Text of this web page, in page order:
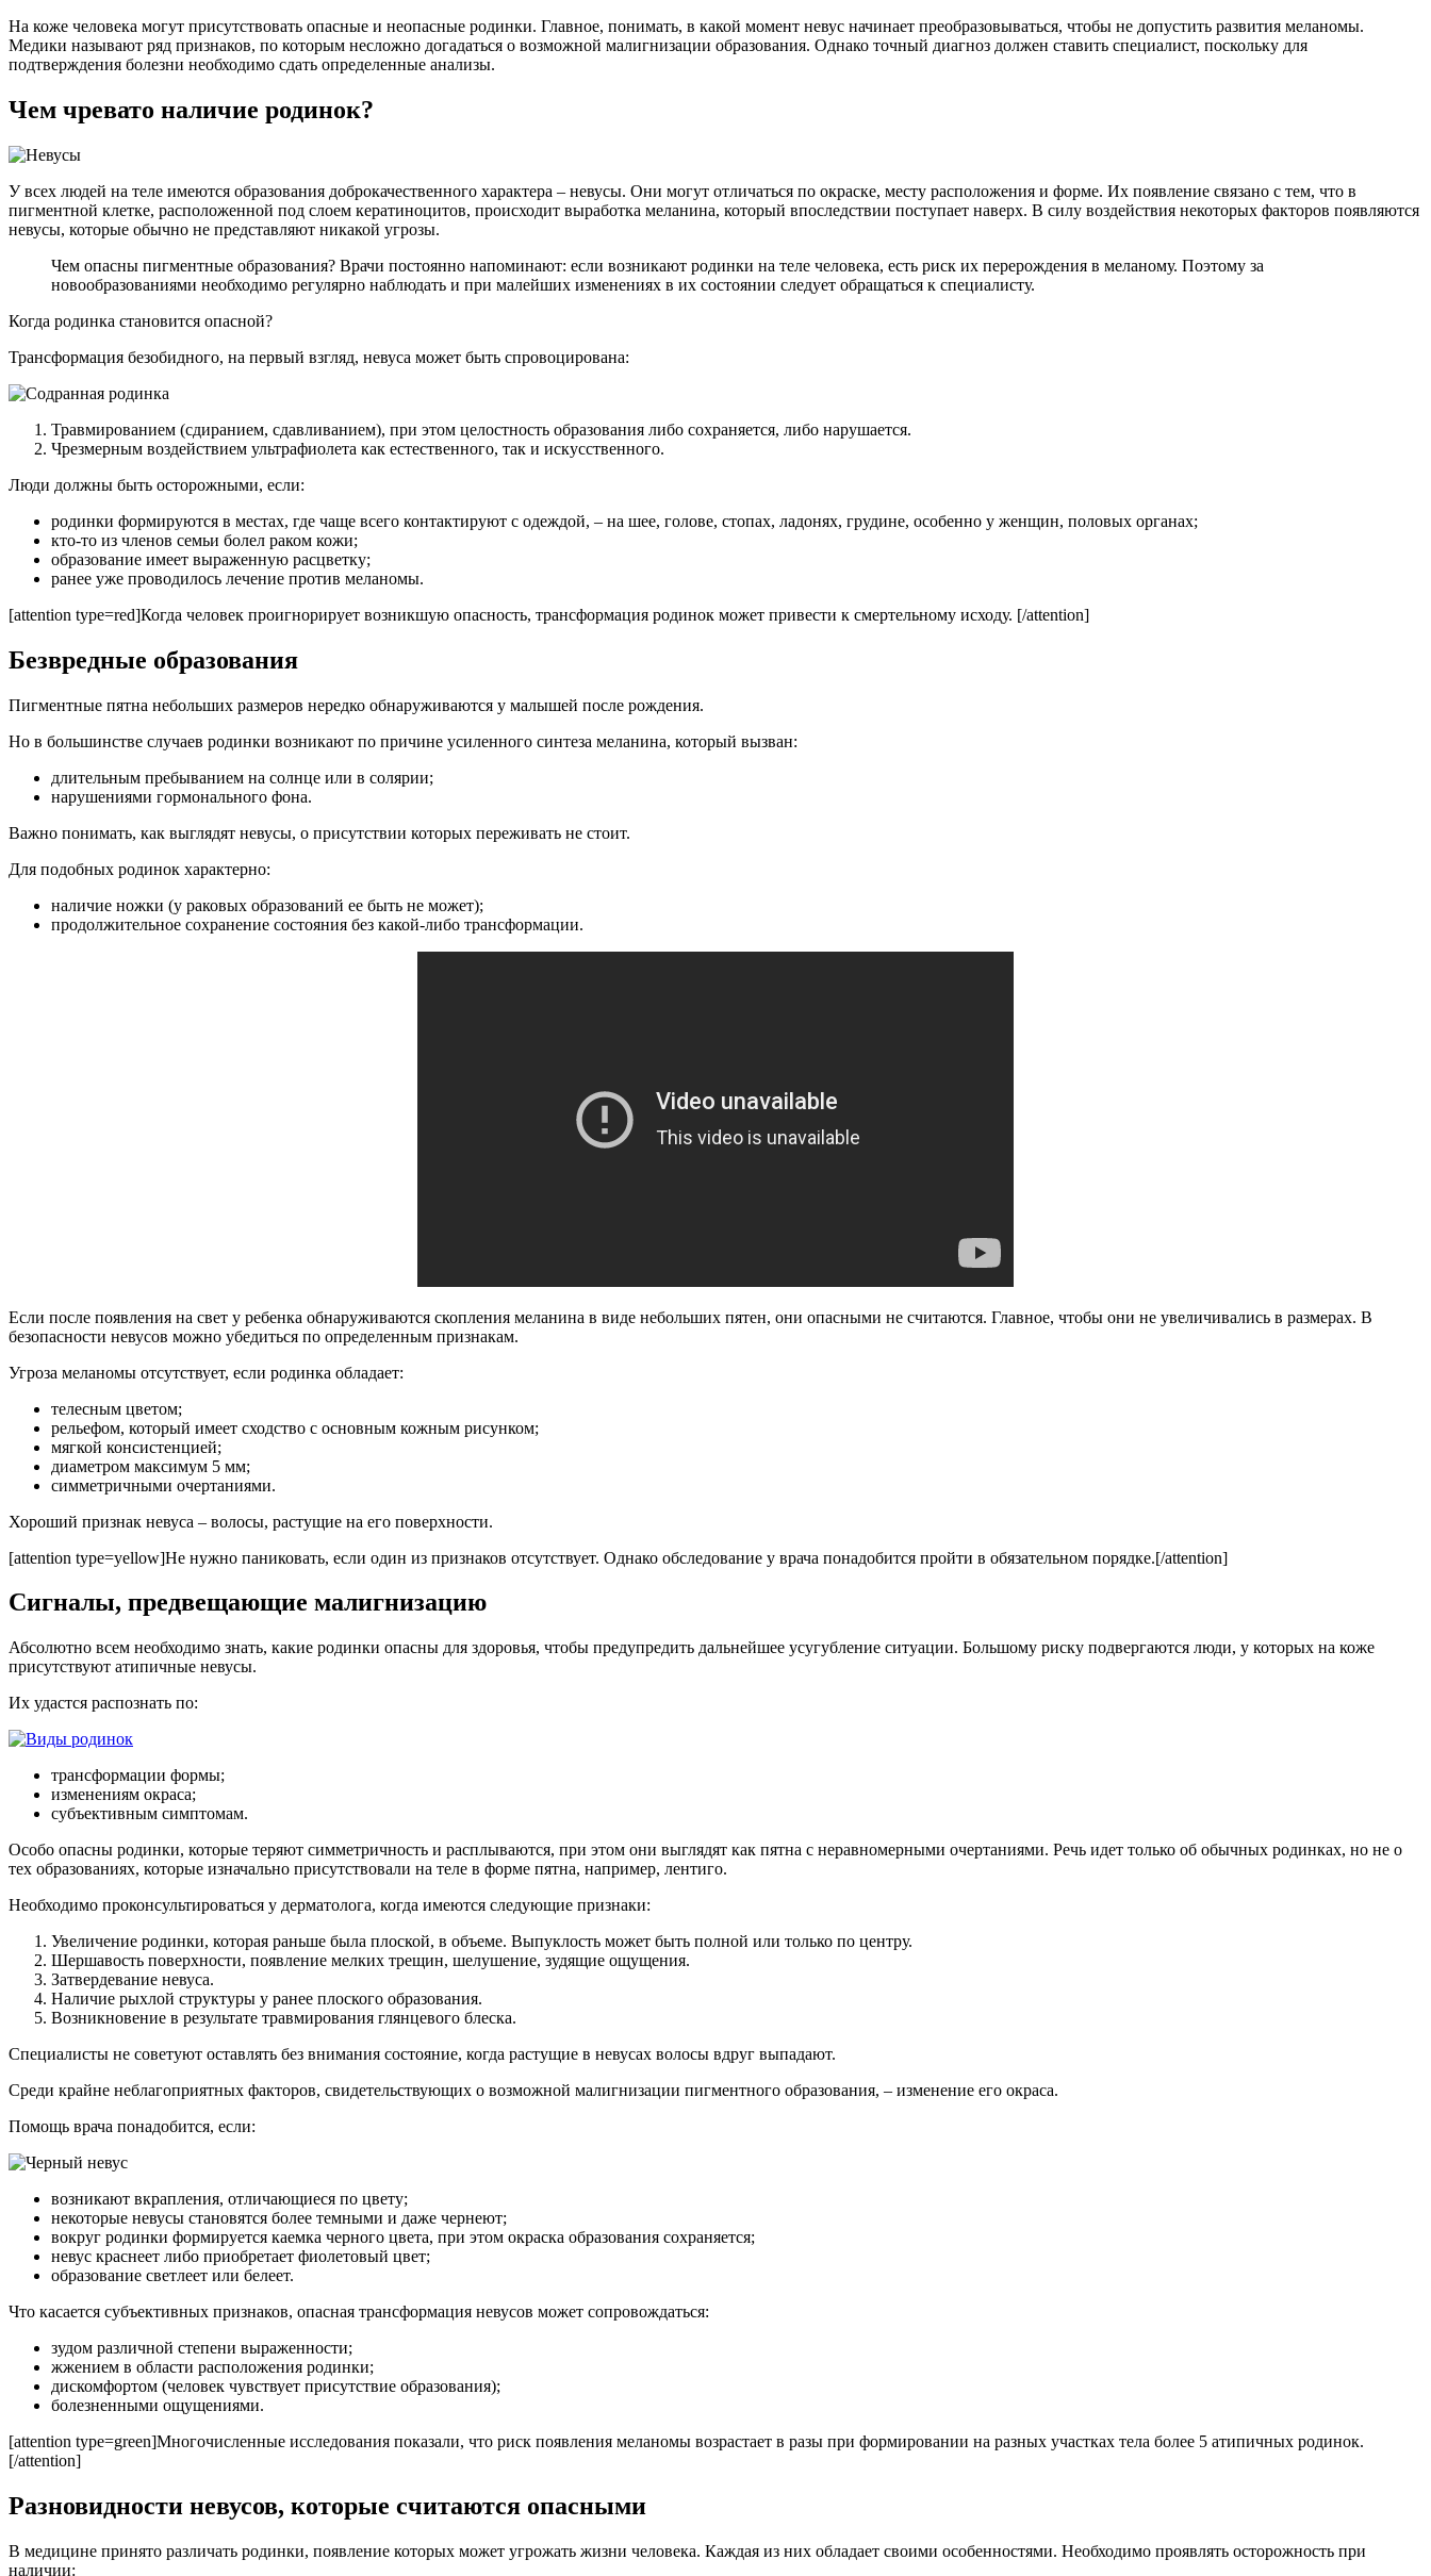
На коже человека могут присутствовать опасные и неопасные родинки. Главное, понимать, в какой момент невус начинает преобразовываться, чтобы не допустить развития меланомы.
Медики называют ряд признаков, по которым несложно догадаться о возможной малигнизации образования. Однако точный диагноз должен ставить специалист, поскольку для
подтверждения болезни необходимо сдать определенные анализы.
Чем чревато наличие родинок?
У всех людей на теле имеются образования доброкачественного характера – невусы. Они могут отличаться по окраске, месту расположения и форме. Их появление связано с тем, что в
пигментной клетке, расположенной под слоем кератиноцитов, происходит выработка меланина, который впоследствии поступает наверх. В силу воздействия некоторых факторов появляются
невусы, которые обычно не представляют никакой угрозы.
Чем опасны пигментные образования? Врачи постоянно напоминают: если возникают родинки на теле человека, есть риск их перерождения в меланому. Поэтому за
новообразованиями необходимо регулярно наблюдать и при малейших изменениях в их состоянии следует обращаться к специалисту.
Когда родинка становится опасной?
Трансформация безобидного, на первый взгляд, невуса может быть спровоцирована:
Травмированием (сдиранием, сдавливанием), при этом целостность образования либо сохраняется, либо нарушается.
Чрезмерным воздействием ультрафиолета как естественного, так и искусственного.
Люди должны быть осторожными, если:
родинки формируются в местах, где чаще всего контактируют с одеждой, – на шее, голове, стопах, ладонях, грудине, особенно у женщин, половых органах;
кто-то из членов семьи болел раком кожи;
образование имеет выраженную расцветку;
ранее уже проводилось лечение против меланомы.
[attention type=red]Когда человек проигнорирует возникшую опасность, трансформация родинок может привести к смертельному исходу. [/attention]
Безвредные образования
Пигментные пятна небольших размеров нередко обнаруживаются у малышей после рождения.
Но в большинстве случаев родинки возникают по причине усиленного синтеза меланина, который вызван:
длительным пребыванием на солнце или в солярии;
нарушениями гормонального фона.
Важно понимать, как выглядят невусы, о присутствии которых переживать не стоит.
Для подобных родинок характерно:
наличие ножки (у раковых образований ее быть не может);
продолжительное сохранение состояния без какой-либо трансформации.
Если после появления на свет у ребенка обнаруживаются скопления меланина в виде небольших пятен, они опасными не считаются. Главное, чтобы они не увеличивались в размерах. В
безопасности невусов можно убедиться по определенным признакам.
Угроза меланомы отсутствует, если родинка обладает:
телесным цветом;
рельефом, который имеет сходство с основным кожным рисунком;
мягкой консистенцией;
диаметром максимум 5 мм;
симметричными очертаниями.
Хороший признак невуса – волосы, растущие на его поверхности.
[attention type=yellow]Не нужно паниковать, если один из признаков отсутствует. Однако обследование у врача понадобится пройти в обязательном порядке.[/attention]
Сигналы, предвещающие малигнизацию
Абсолютно всем необходимо знать, какие родинки опасны для здоровья, чтобы предупредить дальнейшее усугубление ситуации. Большому риску подвергаются люди, у которых на коже
присутствуют атипичные невусы.
Их удастся распознать по:
трансформации формы;
изменениям окраса;
субъективным симптомам.
Особо опасны родинки, которые теряют симметричность и расплываются, при этом они выглядят как пятна с неравномерными очертаниями. Речь идет только об обычных родинках, но не о
тех образованиях, которые изначально присутствовали на теле в форме пятна, например, лентиго.
Необходимо проконсультироваться у дерматолога, когда имеются следующие признаки:
Увеличение родинки, которая раньше была плоской, в объеме. Выпуклость может быть полной или только по центру.
Шершавость поверхности, появление мелких трещин, шелушение, зудящие ощущения.
Затвердевание невуса.
Наличие рыхлой структуры у ранее плоского образования.
Возникновение в результате травмирования глянцевого блеска.
Специалисты не советуют оставлять без внимания состояние, когда растущие в невусах волосы вдруг выпадают.
Среди крайне неблагоприятных факторов, свидетельствующих о возможной малигнизации пигментного образования, – изменение его окраса.
Помощь врача понадобится, если:
возникают вкрапления, отличающиеся по цвету;
некоторые невусы становятся более темными и даже чернеют;
вокруг родинки формируется каемка черного цвета, при этом окраска образования сохраняется;
невус краснеет либо приобретает фиолетовый цвет;
образование светлеет или белеет.
Что касается субъективных признаков, опасная трансформация невусов может сопровождаться:
зудом различной степени выраженности;
жжением в области расположения родинки;
дискомфортом (человек чувствует присутствие образования);
болезненными ощущениями.
[attention type=green]Многочисленные исследования показали, что риск появления меланомы возрастает в разы при формировании на разных участках тела более 5 атипичных родинок.
[/attention]
Разновидности невусов, которые считаются опасными
В медицине принято различать родинки, появление которых может угрожать жизни человека. Каждая из них обладает своими особенностями. Необходимо проявлять осторожность при
наличии: